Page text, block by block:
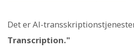
Det er AI-
Transcription."